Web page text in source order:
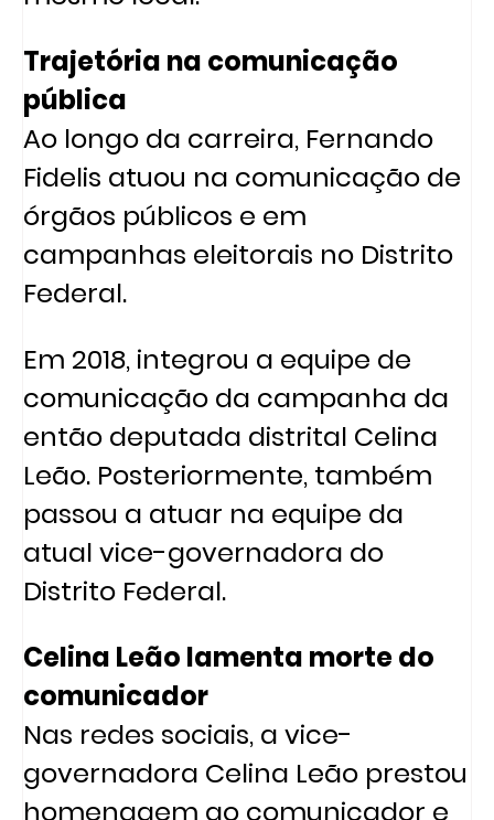
Trajetória na comunicação
pública
Ao longo da carreira, Fernando
Fidelis atuou na comunicação de
órgãos públicos e em
campanhas eleitorais no Distrito
Federal.
Em 2018, integrou a equipe de
comunicação da campanha da
então deputada distrital Celina
Leão. Posteriormente, também
passou a atuar na equipe da
atual vice-governadora do
Distrito Federal.
Celina Leão lamenta morte do
comunicador
Nas redes sociais, a vice-
governadora Celina Leão prestou
homenagem ao comunicador e